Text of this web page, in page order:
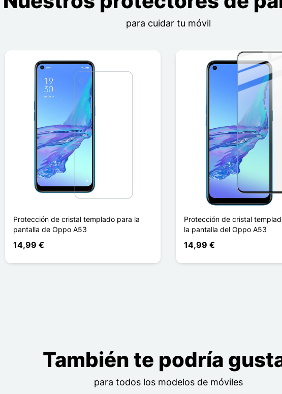
para cuidar tu móvil
Protección de cristal templado para la
pantalla de Oppo A53
14,99 €
Protección de cristal
la pantalla del Oppo A53
14,99 €
También te podría
para todos los modelos de móviles